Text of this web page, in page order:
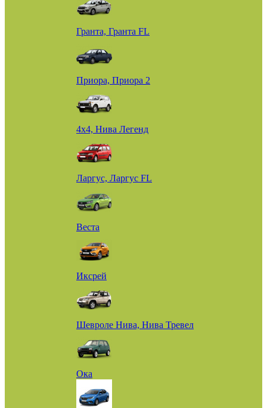
Гранта, Гранта FL
Приора, Приора 2
4х4, Нива Легенд
Ларгус, Ларгус FL
Веста
Иксрей
Шевроле Нива, Нива Тревел
Ока